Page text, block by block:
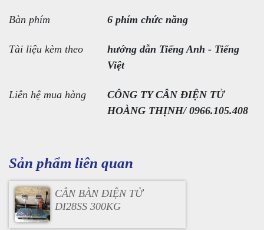
Bàn phím 6 phím chức năng
Tài liệu kèm theo
hướng dẫn Tiếng Anh - Tiếng
Việt
Liên hệ mua hàng
CÔNG TY CÂN ĐIỆN TỬ
HOÀNG THỊNH/ 0966.105.408
Sản phẩm liên quan
CÂN BÀN ĐIỆN TỬ
DI28SS 300KG